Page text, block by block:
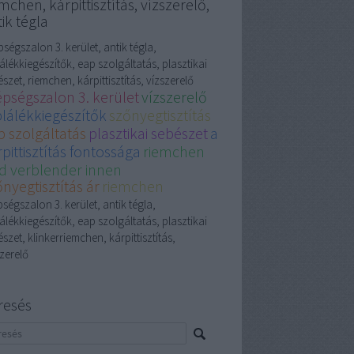
kárpittisztítás, vízszerelő,
tégla
3. kerület, antik tégla,
eap szolgáltatás, plasztikai
riemchen, kárpittisztítás, vízszerelő
3. kerületvízszerelő
szőnyegtisztítás
szolgáltatás plasztikai sebészeta
fontossága riemchen
verblender innen
ár riemchen
3. kerület, antik tégla,
eap szolgáltatás, plasztikai
klinkerriemchen, kárpittisztítás,